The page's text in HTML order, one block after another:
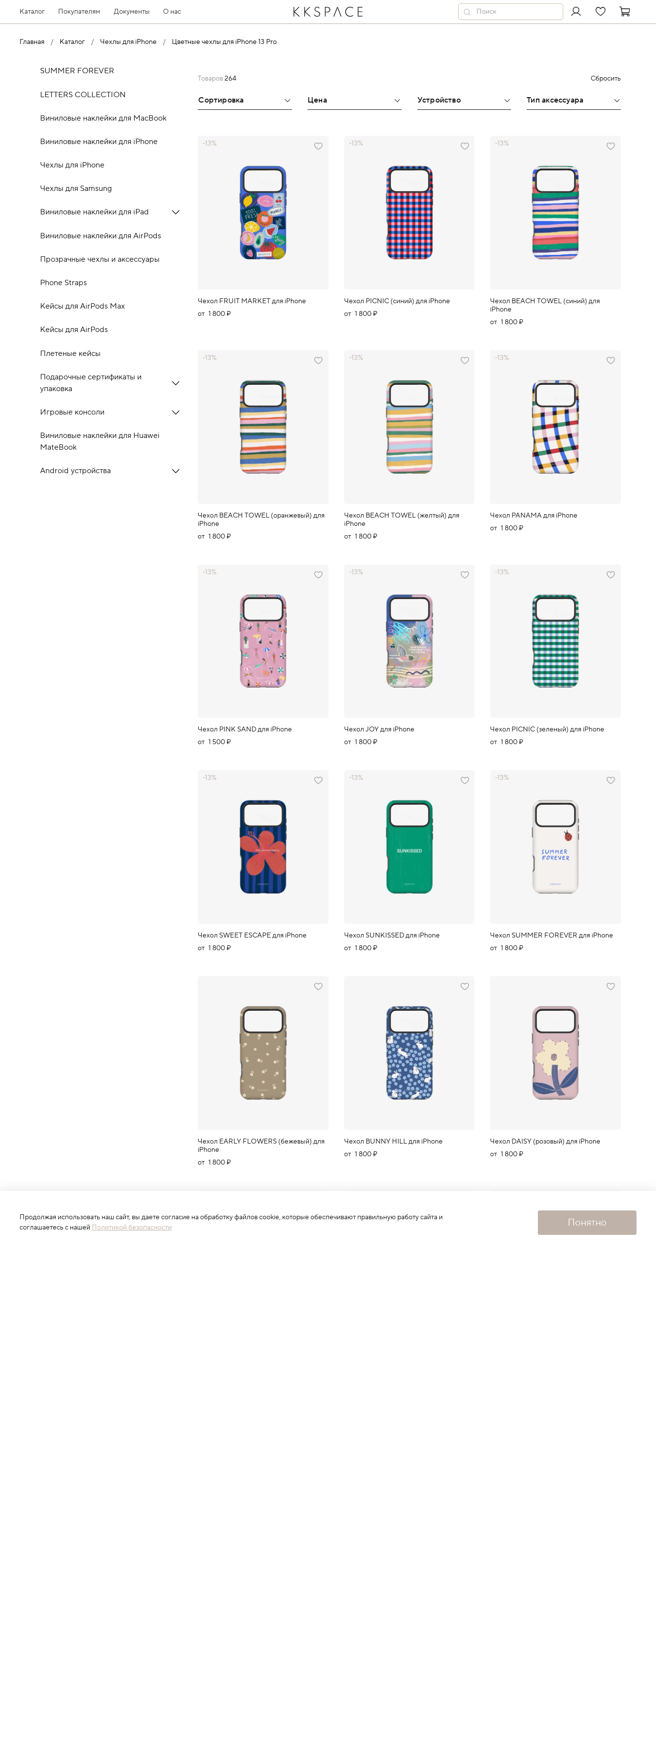
Каталог Покупателям Документы О нас
Главная Каталог Чехлы для iPhone Цветные чехлы для iPhone 13 Pro
Товаров264 Сбросить
Сортировка Цена Устройство Тип аксессуара
-13%
Чехол FRUIT MARKET для iPhone
от 1 800 ₽
-13%
Чехол PICNIC (синий) для iPhone
от 1 800 ₽
-13%
Чехол BEACH TOWEL (синий) для
iPhone
от 1 800 ₽
-13%
Чехол BEACH TOWEL (оранжевый) для
iPhone
от 1 800 ₽
-13%
Чехол BEACH TOWEL (желтый) для
iPhone
от 1 800 ₽
-13%
Чехол PANAMA для iPhone
от 1 800 ₽
-13%
Чехол PINK SAND для iPhone
от 1 500 ₽
-13%
Чехол JOY для iPhone
от 1 800 ₽
-13%
Чехол PICNIC (зеленый) для iPhone
от 1 800 ₽
-13%
Чехол SWEET ESCAPE для iPhone
от 1 800 ₽
-13%
Чехол SUNKISSED для iPhone
от 1 800 ₽
-13%
Чехол SUMMER FOREVER для iPhone
от 1 800 ₽
Чехол EARLY FLOWERS (бежевый) для
iPhone
от 1 800 ₽
Чехол BUNNY HILL для iPhone
от 1 800 ₽
Чехол DAISY (розовый) для iPhone
от 1 800 ₽
SUMMER FOREVER
LETTERS COLLECTION
Виниловые наклейки для MacBook
Виниловые наклейки для iPhone
Чехлы для iPhone
Чехлы для Samsung
Виниловые наклейки для iPad
Виниловые наклейки для AirPods
Прозрачные чехлы и аксессуары
Phone Straps
Кейсы для AirPods Max
Кейсы для AirPods
Плетеные кейсы
Подарочные сертификаты и
упаковка
Игровые консоли
Виниловые наклейки для Huawei
MateBook
Android устройства
Продолжая использовать наш сайт, вы даете согласие на обработку файлов cookie, которые обеспечивают правильную работу сайта и
соглашаетесь с нашей Политикой безопасности Понятно